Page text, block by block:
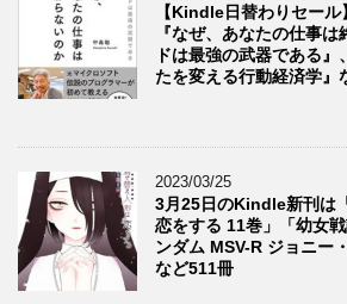
【Kindle日替わりセー
『なぜ、あなたの仕事
ドは最強の武器である
たを変える行動経済学』
2023/03/25
3月25日のKindle新刊は
恋をする 11巻」「幼女
ンダム MSV-R ジョニー
など511冊